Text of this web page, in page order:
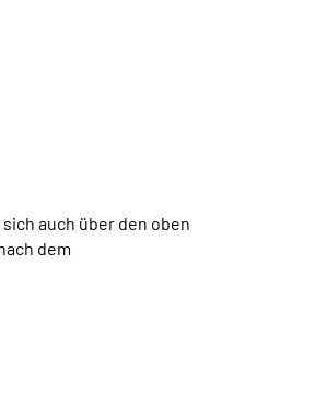
auch über den oben
dem